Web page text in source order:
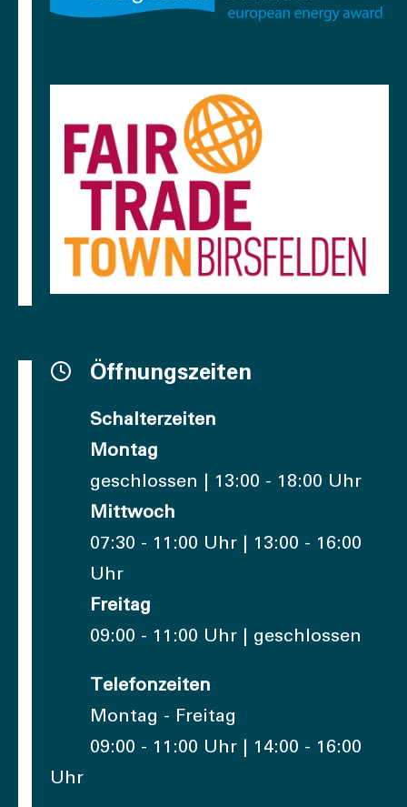
Öffnungszeiten
Schalterzeiten
Montag
geschlossen | 13:00 - 18:00 Uhr
Mittwoch
07:30 - 11:00 Uhr | 13:00 - 16:00
Uhr
Freitag
09:00 - 11:00 Uhr | geschlossen
Telefonzeiten
Montag - Freitag
09:00 - 11:00 Uhr | 14:00 - 16:00
Uhr